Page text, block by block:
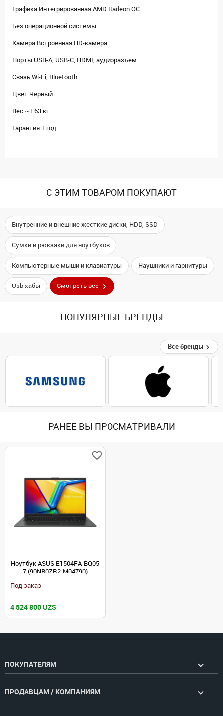
Графика Интегрированная AMD Radeon ОС
Без операционной системы
Камера Встроенная HD-камера
Порты USB-A, USB-C, HDMI, аудиоразъём
Связь Wi-Fi, Bluetooth
Цвет Чёрный
Вес ~1.63 кг
Гарантия 1 год
С ЭТИМ ТОВАРОМ ПОКУПАЮТ
Внутренние и внешние жесткие диски, HDD, SSD
Сумки и рюкзаки для ноутбуков
Компьютерные мыши и клавиатуры Наушники и гарнитуры
Usb хабы Смотреть все
ПОПУЛЯРНЫЕ БРЕНДЫ
Все бренды
РАНЕЕ ВЫ ПРОСМАТРИВАЛИ
Ноутбук ASUS E1504FA-BQ05
7 (90NB0ZR2-M04790)
Под заказ
4 524 800 UZS
ПОКУПАТЕЛЯМ
ПРОДАВЦАМ / КОМПАНИЯМ